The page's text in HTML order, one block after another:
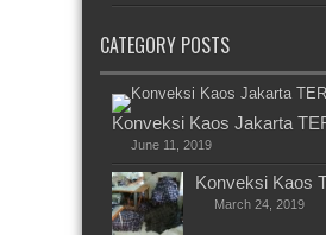
CATEGORY POSTS
Konveksi Kaos Jakarta
June 11, 2019
Konveksi Kaos
March 24, 2019